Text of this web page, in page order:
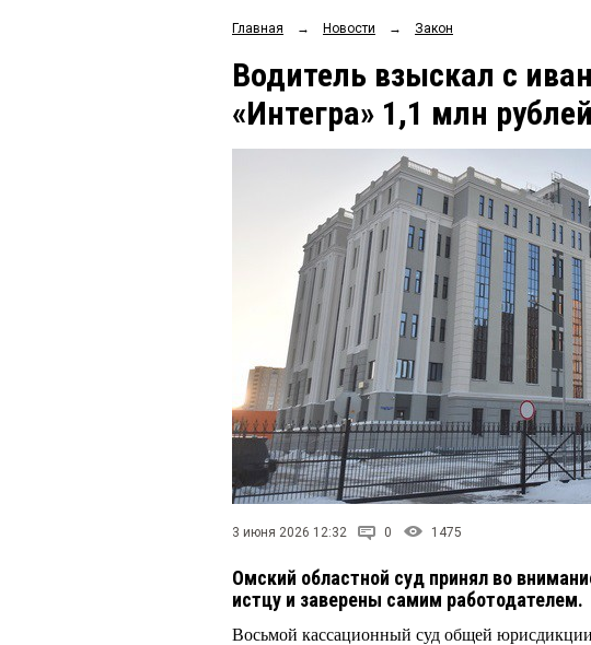
Главная → Новости → Закон
Водитель взыскал с
«Интегра» 1,1 млн
3 июня 2026 12:32 0 1475
Омский областной суд принял во
истцу и заверены самим работодателем.
Восьмой кассационный суд общей